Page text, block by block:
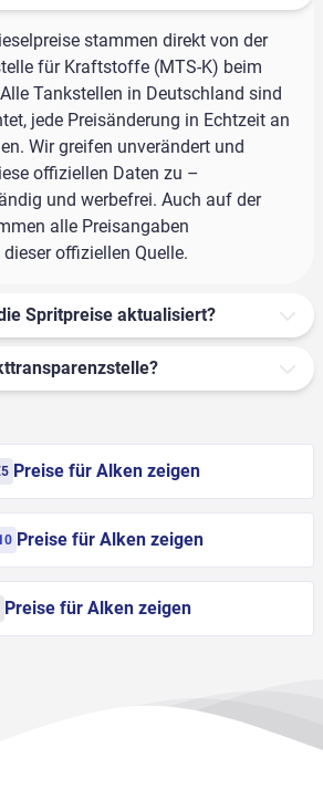
stammen direkt von der
für Kraftstoffe (MTS-K) beim
Tankstellen in Deutschland sind
jede Preisänderung in Echtzeit an
Wir greifen unverändert und
offiziellen Daten zu –
und werbefrei. Auch auf der
alle Preisangaben
offiziellen Quelle.
Spritpreise aktualisiert?
Preise für Alken zeigen
Preise für Alken zeigen
Preise für Alken zeigen